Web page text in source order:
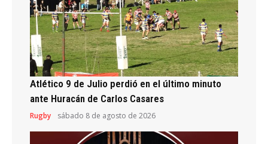
Atlético 9 de Julio perdió en el último minuto
ante Huracán de Carlos Casares
Rugby sábado 8 de agosto de 2026